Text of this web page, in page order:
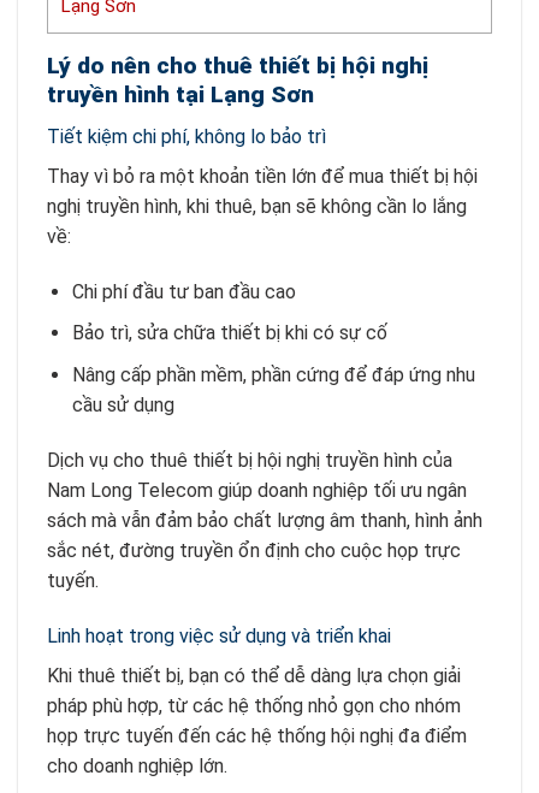
Lạng Sơn
Lý do nên cho thuê thiết bị hội nghị
truyền hình tại Lạng Sơn
Tiết kiệm chi phí, không lo bảo trì
Thay vì bỏ ra một khoản tiền lớn để mua thiết bị hội
nghị truyền hình, khi thuê, bạn sẽ không cần lo lắng
về:
Chi phí đầu tư ban đầu cao
Bảo trì, sửa chữa thiết bị khi có sự cố
Nâng cấp phần mềm, phần cứng để đáp ứng nhu
cầu sử dụng
Dịch vụ cho thuê thiết bị hội nghị truyền hình của
Nam Long Telecom giúp doanh nghiệp tối ưu ngân
sách mà vẫn đảm bảo chất lượng âm thanh, hình ảnh
sắc nét, đường truyền ổn định cho cuộc họp trực
tuyến.
Linh hoạt trong việc sử dụng và triển khai
Khi thuê thiết bị, bạn có thể dễ dàng lựa chọn giải
pháp phù hợp, từ các hệ thống nhỏ gọn cho nhóm
họp trực tuyến đến các hệ thống hội nghị đa điểm
cho doanh nghiệp lớn.